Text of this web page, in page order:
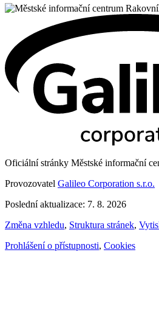
Oficiální stránky Městské informační
Provozovatel Galileo Corporation s.r.o.
Poslední aktualizace: 7. 8. 2026
Změna vzhledu, Struktura stránek,
Prohlášení o přístupnosti, Cookies